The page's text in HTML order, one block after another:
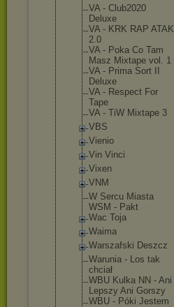
VA - Club2020
Deluxe
VA - KRK RAP ATAK
2.0
VA - Poka Co Tam
Masz Mixtape vol. 1
VA - Prima Sort II
Deluxe
VA - Respect For
Tape
VA - TiW Mixtape 3
VBS
Vienio
Vin Vinci
Vixen
VNM
W Sercu Miasta
WSM - Pakt
Wac Toja
Waima
Warszafski Deszcz
Warunia - Los tak
chciał
WBU Kulka NN - Ani
Lepszy Ani Gorszy
WBU - Póki Jestem